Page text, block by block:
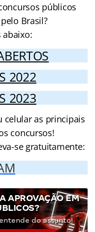
públicos
Brasil?
abaixo:
2022
2023
celular as principais
concursos!
se gratuitamente:
APROVAÇÃO EM
do assunto!